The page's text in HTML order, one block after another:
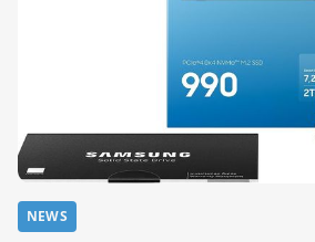
NEWS